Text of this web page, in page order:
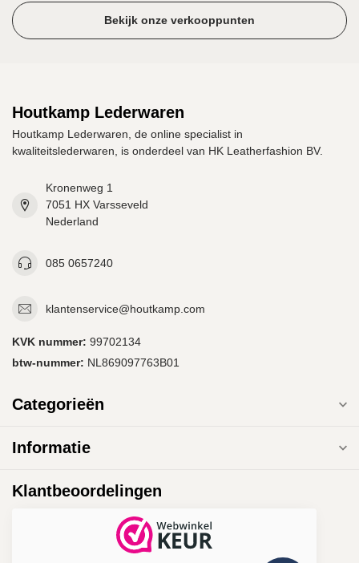
Bekijk onze verkooppunten
Houtkamp Lederwaren
Houtkamp Lederwaren, de online specialist in
kwaliteitslederwaren, is onderdeel van HK Leatherfashion BV.
Kronenweg 1
7051 HX Varsseveld
Nederland
085 0657240
klantenservice@houtkamp.com
KVK nummer: 99702134
btw-nummer: NL869097763B01
Categorieën
Informatie
Klantbeoordelingen